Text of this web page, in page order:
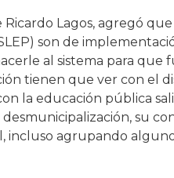
Lagos, agregó que
son de
al sistema para que
tienen que ver con el
la educación pública
su
incluso agrupando